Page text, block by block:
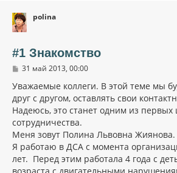
polina
#1 Знакомство
С
о
щ
е
н
и
е
31 май 2013, 00:00
Уважаемые коллеги. В этой теме мы
друг с другом, оставлять свои
Надеюсь, это станет одним из
сотрудничества.
Меня зовут Полина Львовна Жиянова.
Я работаю в ДСА с момента
лет. Перед этим работала 4 года с